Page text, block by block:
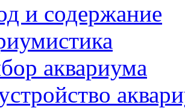
и содержание
аквариума